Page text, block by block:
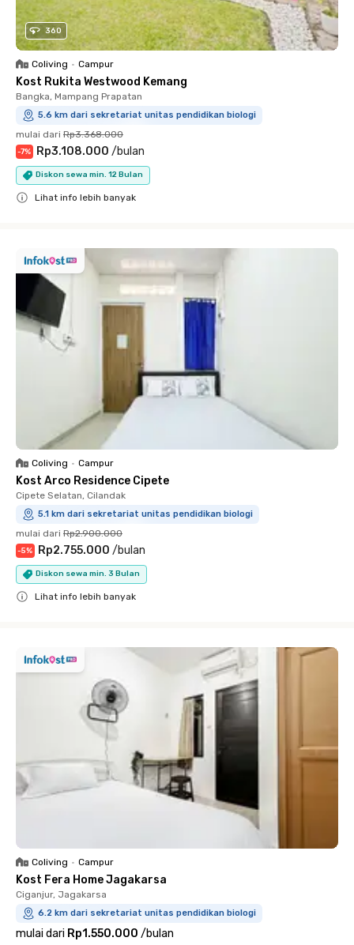
360
Coliving • Campur
Kost Rukita Westwood Kemang
Bangka, Mampang Prapatan
5.6 km dari sekretariat unitas pendidikan biologi
mulai dari Rp3.368.000
-7% Rp3.108.000 /bulan
Diskon sewa min. 12 Bulan
Lihat info lebih banyak
Coliving • Campur
Kost Arco Residence Cipete
Cipete Selatan, Cilandak
5.1 km dari sekretariat unitas pendidikan biologi
mulai dari Rp2.900.000
-5% Rp2.755.000 /bulan
Diskon sewa min. 3 Bulan
Lihat info lebih banyak
Coliving • Campur
Kost Fera Home Jagakarsa
Ciganjur, Jagakarsa
6.2 km dari sekretariat unitas pendidikan biologi
mulai dari Rp1.550.000 /bulan